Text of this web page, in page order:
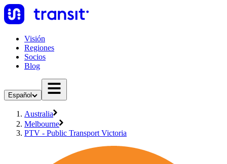
Visión
Regiones
Socios
Blog
Español
Australia
Melbourne
PTV - Public Transport Victoria